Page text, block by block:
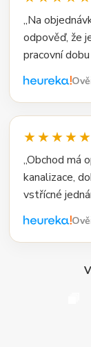
„Na
odpověď, že
pracovní
★★★★★
„Obchod má
kanalizace,
vstřícné